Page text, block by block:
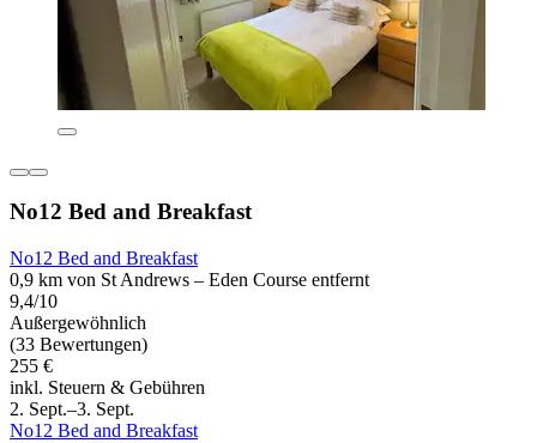
No12 Bed and Breakfast
No12 Bed and Breakfast
0,9 km von St Andrews – Eden Course entfernt
9,4/10
Außergewöhnlich
(33 Bewertungen)
255 €
inkl. Steuern & Gebühren
2. Sept.–3. Sept.
No12 Bed and Breakfast